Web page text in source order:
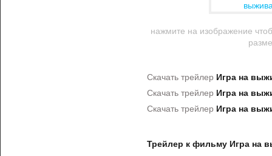
нажмите на изображение
Скачать трейлер Игра на
Скачать трейлер Игра на
Скачать трейлер Игра на
Трейлер к фильму Игра на